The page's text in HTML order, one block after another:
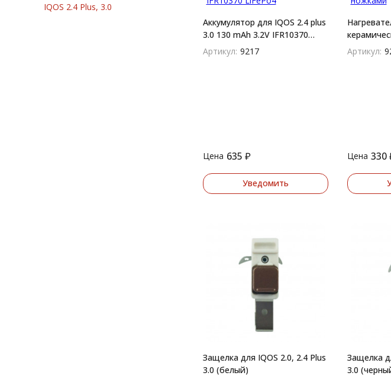
Аккумулятор для IQOS 2.4 plus
3.0 130 mAh 3.2V IFR10370
LiFePo4
Артикул: 9217
Цена 635 ₽
Уведомить
Артикул:
Цена 330
Защелка для IQOS 2.0, 2.4 Plus
3.0 (белый)
Защелка
3.0
IQOS 2.4 Plus, 3.0